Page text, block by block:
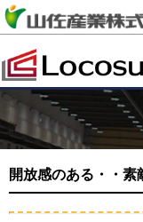
開放感のある・・